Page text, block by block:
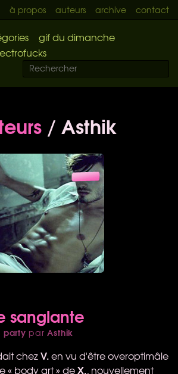
à propos auteurs archive contact
gif du dimanche
/ Asthik
sanglante
party parAsthik
chezV.en vu d'être overoptimâle
« body art » deX., nouvellement